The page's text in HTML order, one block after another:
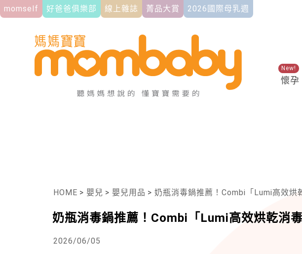
momself 好爸爸俱樂部 線上雜誌 菁品大賞 2026國際母乳週
懷孕
New!
HOME > 嬰兒 > 嬰兒用品 > 奶瓶消毒鍋推薦！Combi「Lumi高效烘
奶瓶消毒鍋推薦！Combi「Lumi高效烘乾消
2026/06/05